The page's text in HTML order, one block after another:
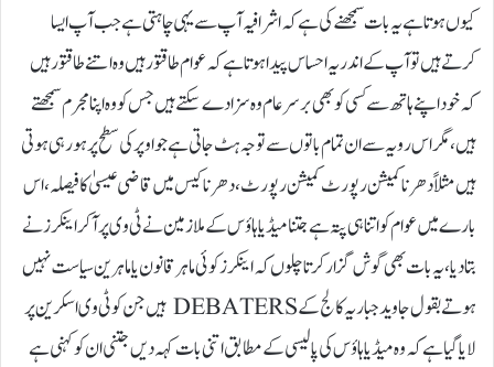
کیوں ہوتا ہے یہ بات سمجھنے کی ہے کہ اشرافیہ آپ سے یہی چاہتی ہے جب آپ ایسا
کرتے ہیں تو آپ کے اندر یہ احساس پیدا ہوتا ہے کہ عوام طاقتور ہیں وہ اتنے طاقتور ہیں
کہ خود اپنے ہاتھ سے کسی کو بھی بر سر عام وہ سزا دے سکتے ہیں جس کو وہ اپنا مجرم سمجھتے
ہیں، مگر اس رویہ سے ان تمام باتوں سے توجہ ہٹ جاتی ہے جو اوپر کی سطح پر ہو رہی ہوتی
ہیں مثلاً دھرنا کمیشن رپورٹ کمیشن رپورٹ، دھر نا کیس میں قاضی عیسیٰ کا فیصلہ، اس
بارے میں عوام کو اتنا ہی پتہ ہے جتنا میڈیا ہاؤس کے ملازمین نے ٹی وی پر آکر اینکرز نے
بتا دیا، یہ بات بھی گوش گزار کرتا چلوں کہ اینکرز کوئی ماہر قانون یا ماہرین سیاست نہیں
ہوتے بقول جاوید جبار یہ کالج کے DEBATERS ہیں جن کو ٹی وی اسکرین پر
لایا گیا ہے کہ وہ میڈیا ہاؤس کی پالیسی کے مطابق اتنی بات کہہ دیں جتنی ان کو کہنی ہے